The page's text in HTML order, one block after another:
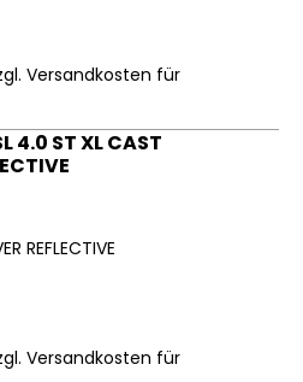
Versandkosten für
4.0 ST XL CAST
REFLECTIVE
Versandkosten für